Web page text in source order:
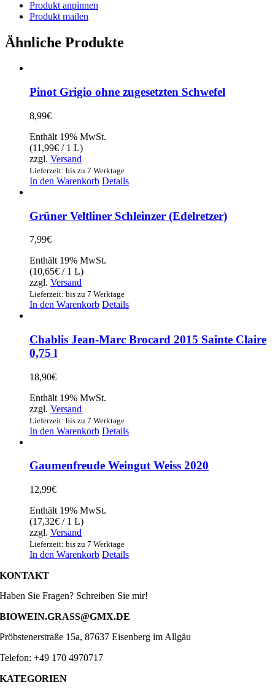
Produkt anpinnen
Produkt mailen
Ähnliche Produkte
Pinot Grigio ohne zugesetzten Schwefel
8,99€
Enthält 19% MwSt.
(11,99€ / 1 L)
zzgl. Versand
Lieferzeit: bis zu 7 Werktage
In den Warenkorb Details
Grüner Veltliner Schleinzer (Edelretzer)
7,99€
Enthält 19% MwSt.
(10,65€ / 1 L)
zzgl. Versand
Lieferzeit: bis zu 7 Werktage
In den Warenkorb Details
Chablis Jean-Marc Brocard 2015 Sainte Claire
0,75 l
18,90€
Enthält 19% MwSt.
zzgl. Versand
Lieferzeit: bis zu 7 Werktage
In den Warenkorb Details
Gaumenfreude Weingut Weiss 2020
12,99€
Enthält 19% MwSt.
(17,32€ / 1 L)
zzgl. Versand
Lieferzeit: bis zu 7 Werktage
In den Warenkorb Details
KONTAKT
Haben Sie Fragen? Schreiben Sie mir!
BIOWEIN.GRASS@GMX.DE
Pröbstenerstraße 15a, 87637 Eisenberg im Allgäu
Telefon: +49 170 4970717
KATEGORIEN